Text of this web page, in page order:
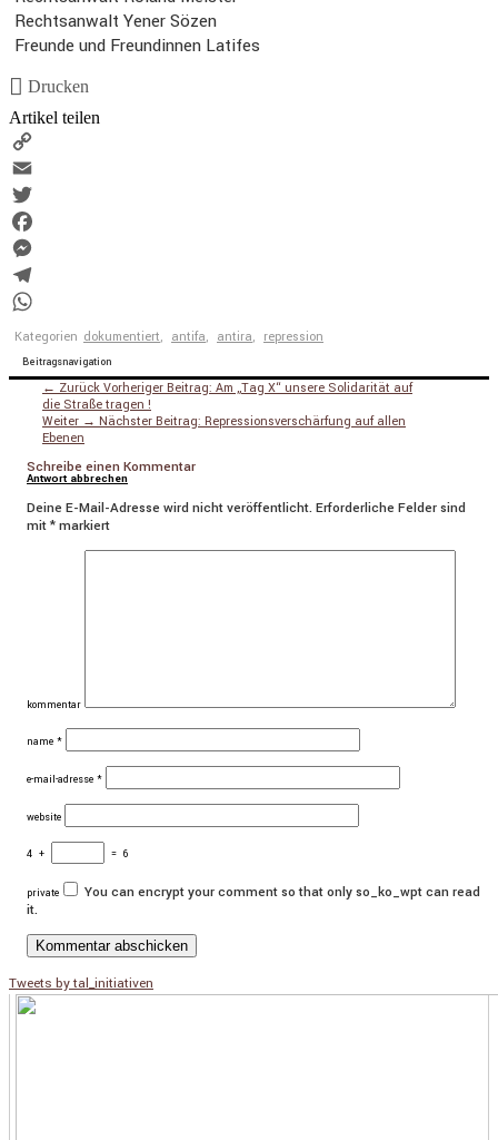
Rechts­an­walt Yener Sözen
Freunde und Freun­dinnen Latifes
Drucken
Artikel teilen
Copy
Link
Email
Twitter
Facebook
Messenger
Telegram
WhatsApp
Kategorien dokumentiert, antifa, antira, repression
Beitragsnavigation
← Zurück Vorheriger Beitrag: Am „Tag X“ unsere Solidarität auf
die Straße tragen !
Weiter → Nächster Beitrag: Repressionsverschärfung auf allen
Ebenen
Schreibe einen Kommentar
Antwort abbrechen
Deine E-Mail-Adresse wird nicht veröffentlicht. Erforderliche Felder sind
mit*markiert
kommentar
name *
e-mail-adresse *
website
4 + = 6
private
You can encrypt your comment so that only so_ko_wpt can read
it.
Tweets by tal_initiativen